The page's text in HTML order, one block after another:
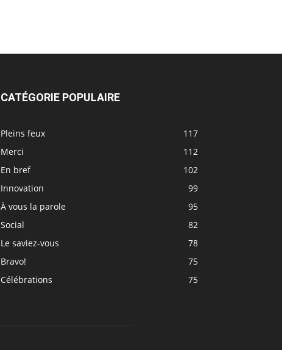
CATÉGORIE POPULAIRE
Pleins feux
117
Merci
112
En bref
102
Innovation
99
À vous la parole
95
Social
82
Le saviez-vous
78
Bravo!
75
Célébrations
75